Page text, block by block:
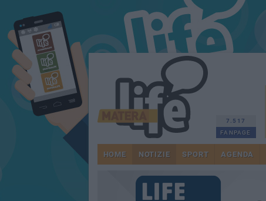
7.517
FANPAGE
HOME NOTIZIE SPORT AGENDA